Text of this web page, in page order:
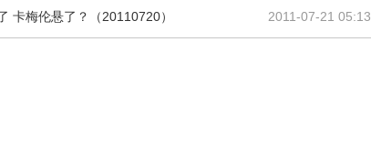
2011-07-21 05:13
卡梅伦悬了？（20110720）